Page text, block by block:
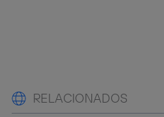
RELACIONADOS